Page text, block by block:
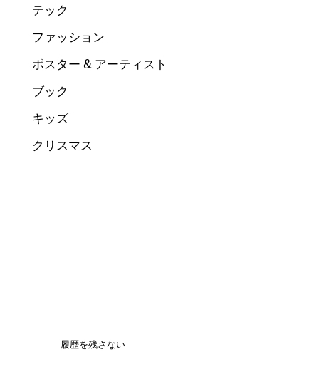
テック
ファッション
ポスター & アーティスト
ブック
キッズ
クリスマス
履歴を残さない